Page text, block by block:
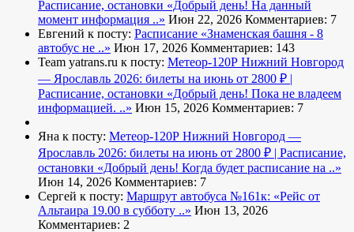
Расписание, остановки «Добрый день! На данный
момент информация ..» Июн 22, 2026 Комментариев: 7
Евгений к посту: Расписание «Знаменская башня - 8
автобус не ..» Июн 17, 2026 Комментариев: 143
Team yatrans.ru к посту: Метеор-120Р Нижний Новгород
— Ярославль 2026: билеты на июнь от 2800 ₽ |
Расписание, остановки «Добрый день! Пока не владеем
информацией. ..» Июн 15, 2026 Комментариев: 7
Яна к посту: Метеор-120Р Нижний Новгород —
Ярославль 2026: билеты на июнь от 2800 ₽ | Расписание,
остановки «Добрый день! Когда будет расписание на ..»
Июн 14, 2026 Комментариев: 7
Сергей к посту: Маршрут автобуса №161к: «Рейс от
Альтаира 19.00 в субботу ..» Июн 13, 2026
Комментариев: 2